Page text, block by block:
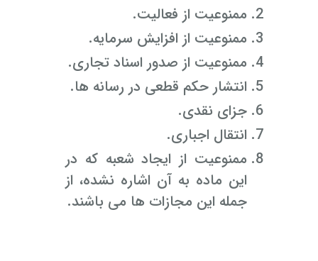
ممنوعیت از فعالیت.
ممنوعیت از افزایش سرمایه.
ممنوعیت از صدور اسناد تجاری.
انتشار حکم قطعی در رسانه ها.
جزای نقدی.
انتقال اجباری.
ممنوعیت از ایجاد شعبه که در
این ماده به آن اشاره نشده، از
جمله این مجازات ها می باشند.